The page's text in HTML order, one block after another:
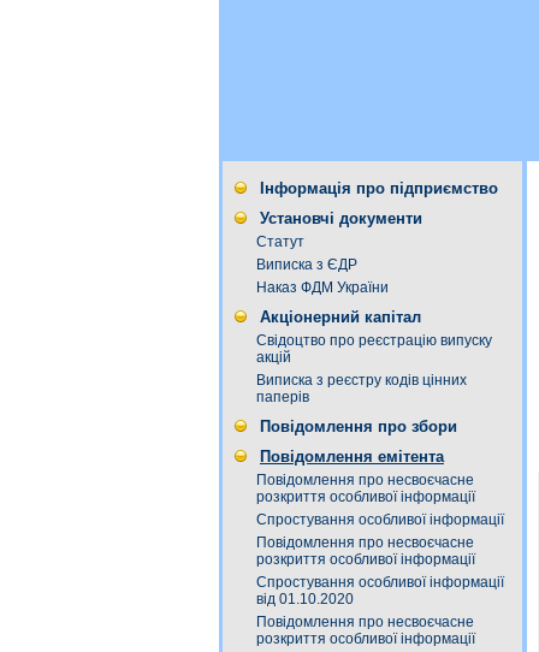
Інформація про підприємство
Установчі документи
Статут
Виписка з ЄДР
Наказ ФДМ України
Акціонерний капітал
Свідоцтво про реєстрацію випуску
акцій
Виписка з реєстру кодів цінних
паперів
Повідомлення про збори
Повідомлення емітента
Повідомлення про несвоєчасне
розкриття особливої інформації
Спростування особливої інформації
Повідомлення про несвоєчасне
розкриття особливої інформації
Спростування особливої інформації
від 01.10.2020
Повідомлення про несвоєчасне
розкриття особливої інформації